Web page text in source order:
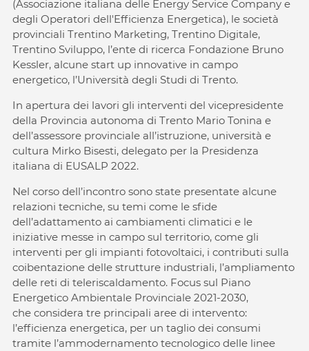
(Associazione italiana delle Energy Service Company e
degli Operatori dell'Efficienza Energetica), le società
provinciali Trentino Marketing, Trentino Digitale,
Trentino Sviluppo, l’ente di ricerca Fondazione Bruno
Kessler, alcune start up innovative in campo
energetico, l’Università degli Studi di Trento.
In apertura dei lavori gli interventi del vicepresidente
della Provincia autonoma di Trento Mario Tonina e
dell’assessore provinciale all’istruzione, università e
cultura Mirko Bisesti, delegato per la Presidenza
italiana di EUSALP 2022.
Nel corso dell’incontro sono state presentate alcune
relazioni tecniche, su temi come le sfide
dell’adattamento ai cambiamenti climatici e le
iniziative messe in campo sul territorio, come gli
interventi per gli impianti fotovoltaici, i contributi sulla
coibentazione delle strutture industriali, l’ampliamento
delle reti di teleriscaldamento. Focus sul Piano
Energetico Ambientale Provinciale 2021-2030,
che considera tre principali aree di intervento:
l’efficienza energetica, per un taglio dei consumi
tramite l’ammodernamento tecnologico delle linee